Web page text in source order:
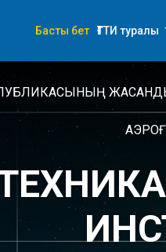
Басты бет ҒТТИ туралы